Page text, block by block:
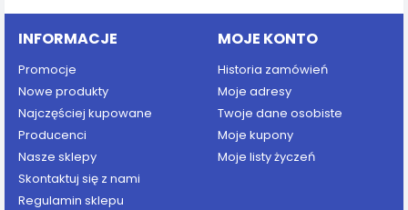
INFORMACJE
Promocje
Nowe produkty
Najczęściej kupowane
Producenci
Nasze sklepy
Skontaktuj się z nami
Regulamin sklepu
MOJE KONTO
Historia zamówień
Moje adresy
Twoje dane osobiste
Moje kupony
Moje listy życzeń